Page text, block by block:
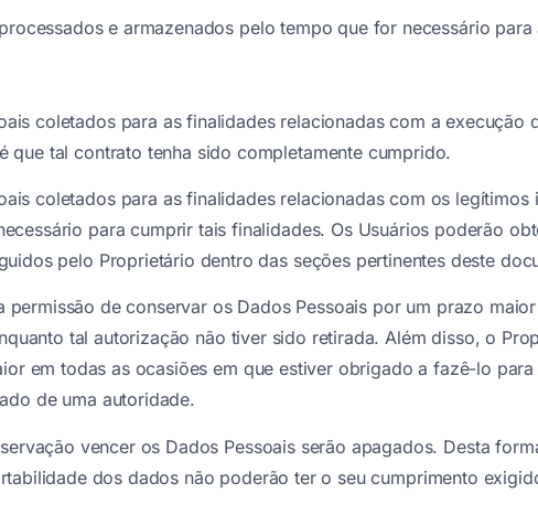
e armazenados pelo tempo que for necessário
coletados para as finalidades relacionadas com a
que tal contrato tenha sido completamente cumprido.
coletados para as finalidades relacionadas com os
para cumprir tais finalidades. Os Usuários poderão
pelo Proprietário dentro das seções pertinentes deste
permissão de conservar os Dados Pessoais por um prazo
tal autorização não tiver sido retirada. Além disso, o
em todas as ocasiões em que estiver obrigado a fazê-lo
de uma autoridade.
vencer os Dados Pessoais serão apagados. Desta
dos dados não poderão ter o seu cumprimento